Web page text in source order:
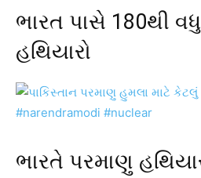
ભારત પાસે 180થી
હથિયારો
ભારતે પરમાણુ